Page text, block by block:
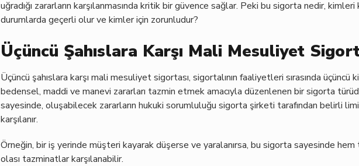
uğradığı zararların karşılanmasında kritik bir güvence sağlar. Peki bu sigorta nedir, kimleri
durumlarda geçerli olur ve kimler için zorunludur?
Üçüncü Şahıslara Karşı Mali Mesuliyet
Üçüncü şahıslara karşı mali mesuliyet sigortası, sigortalının faaliyetleri sırasında
bedensel, maddi ve manevi zararları tazmin etmek amacıyla düzenlenen bir sigorta
sayesinde, oluşabilecek zararların hukuki sorumluluğu sigorta şirketi tarafından belirli
karşılanır.
Örneğin, bir iş yerinde müşteri kayarak düşerse ve yaralanırsa, bu sigorta sayesinde
olası tazminatlar karşılanabilir.